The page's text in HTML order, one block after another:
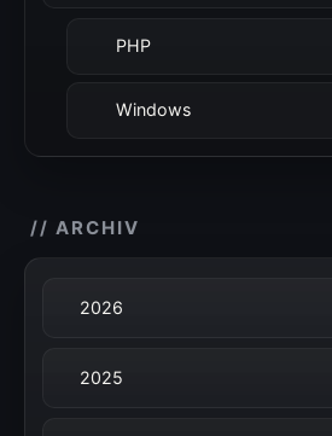
PHP
Windows
// ARCHIV
2026
2025